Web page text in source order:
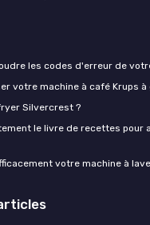
les codes d'erreur de
votre machine à café Krups à
Silvercrest ?
le livre de recettes pour
votre machine à